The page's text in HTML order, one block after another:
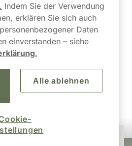
. Indem Sie der Verwendung
erklären Sie sich auch
Daten
einverstanden – siehe
.
Alle ablehnen